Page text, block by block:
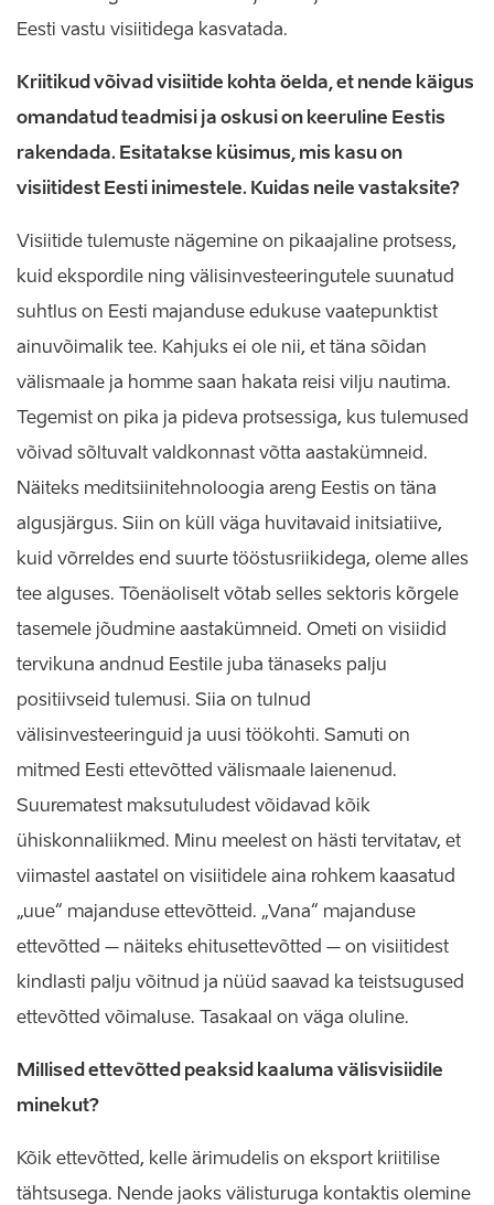
Eesti vastu visiitidega kasvatada.
Kriitikud võivad visiitide kohta öelda, et nende käigus
omandatud teadmisi ja oskusi on keeruline Eestis
rakendada. Esitatakse küsimus, mis kasu on
visiitidest Eesti inimestele. Kuidas neile vastaksite?
Visiitide tulemuste nägemine on pikaajaline protsess,
kuid ekspordile ning välisinvesteeringutele suunatud
suhtlus on Eesti majanduse edukuse vaatepunktist
ainuvõimalik tee. Kahjuks ei ole nii, et täna sõidan
välismaale ja homme saan hakata reisi vilju nautima.
Tegemist on pika ja pideva protsessiga, kus tulemused
võivad sõltuvalt valdkonnast võtta aastakümneid.
Näiteks meditsiinitehnoloogia areng Eestis on täna
algusjärgus. Siin on küll väga huvitavaid initsiatiive,
kuid võrreldes end suurte tööstusriikidega, oleme alles
tee alguses. Tõenäoliselt võtab selles sektoris kõrgele
tasemele jõudmine aastakümneid. Ometi on visiidid
tervikuna andnud Eestile juba tänaseks palju
positiivseid tulemusi. Siia on tulnud
välisinvesteeringuid ja uusi töökohti. Samuti on
mitmed Eesti ettevõtted välismaale laienenud.
Suurematest maksutuludest võidavad kõik
ühiskonnaliikmed. Minu meelest on hästi tervitatav, et
viimastel aastatel on visiitidele aina rohkem kaasatud
„uue“ majanduse ettevõtteid. „Vana“ majanduse
ettevõtted – näiteks ehitusettevõtted – on visiitidest
kindlasti palju võitnud ja nüüd saavad ka teistsugused
ettevõtted võimaluse. Tasakaal on väga oluline.
Millised ettevõtted peaksid kaaluma välisvisiidile
minekut?
Kõik ettevõtted, kelle ärimudelis on eksport kriitilise
tähtsusega. Nende jaoks välisturuga kontaktis olemine